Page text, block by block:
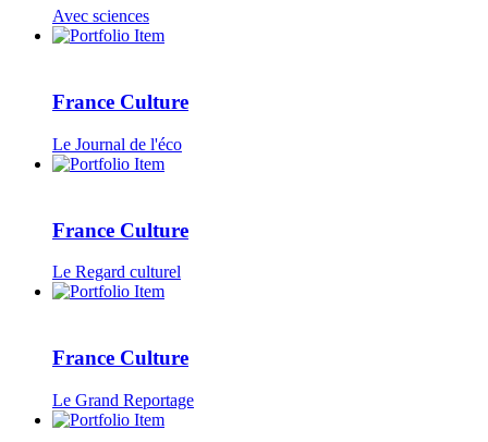
Avec sciences
France Culture
Le Journal de l'éco
France Culture
Le Regard culturel
France Culture
Le Grand Reportage